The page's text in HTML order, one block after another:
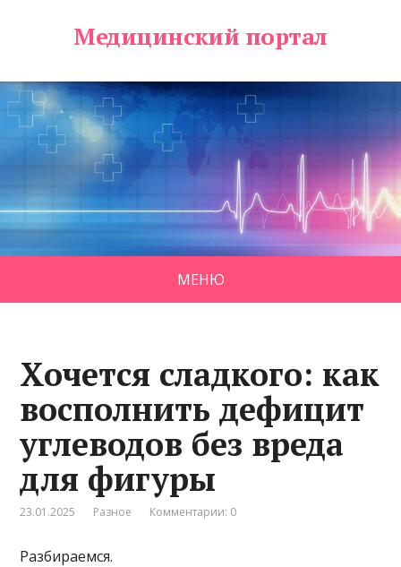
Медицинский портал
МЕНЮ
Хочется сладкого: как
восполнить дефицит
углеводов без вреда
для фигуры
23.01.2025 Разное Комментарии: 0
Разбираемся.